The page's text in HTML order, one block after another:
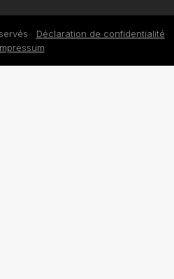
Déclaration de confidentialité